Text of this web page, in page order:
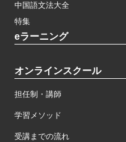
中国語文法大全
特集
eラーニング
オンラインスクール
担任制・講師
学習メソッド
受講までの流れ